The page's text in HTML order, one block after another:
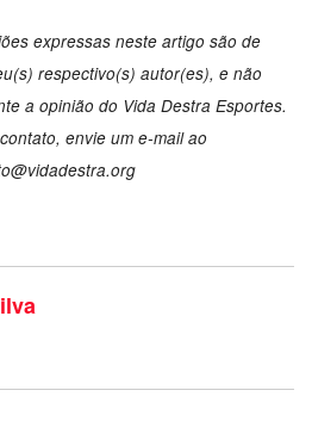
expressas neste artigo são de
respectivo(s) autor(es), e não
a opinião do Vida Destra Esportes.
envie um e-mail ao